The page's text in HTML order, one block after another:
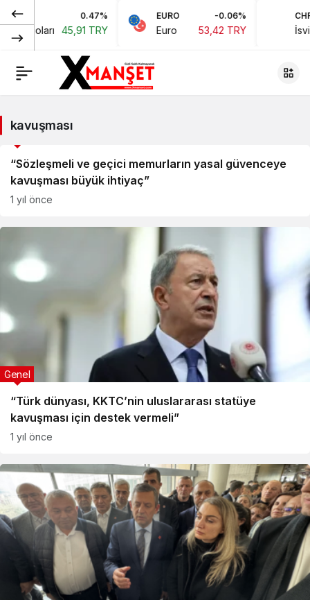
0.47%
Doları 45,91 TRY
EURO -0.06%
Euro 53,42 TRY
CHF
kavuşması
“Sözleşmeli ve geçici memurların yasal güvenceye
kavuşması büyük ihtiyaç”
1 yıl önce
“Türk dünyası, KKTC’nin uluslararası statüye
kavuşması için destek vermeli”
Genel
1 yıl önce